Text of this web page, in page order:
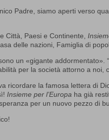
Padre, siamo aperti verso
Città, Paesi e Continente,
delle nazioni, Famiglia di
un «gigante addormentato».
per la società attorno a
ricordare la famosa lettera di
Insieme per l’Europa ha già
per un nuovo pezzo di